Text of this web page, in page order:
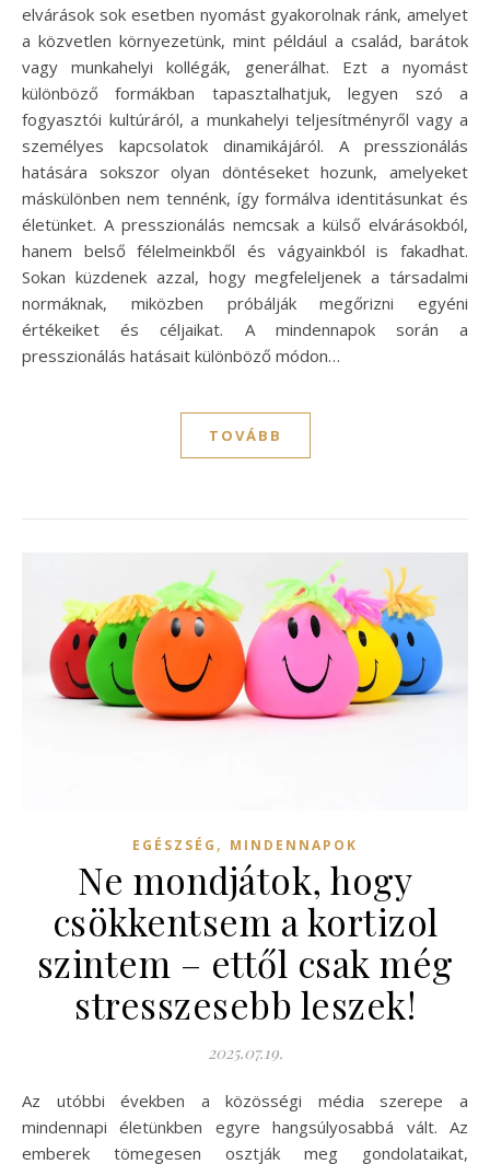
elvárások sok esetben nyomást gyakorolnak ránk, amelyet
a közvetlen környezetünk, mint például a család, barátok
vagy munkahelyi kollégák, generálhat. Ezt a nyomást
különböző formákban tapasztalhatjuk, legyen szó a
fogyasztói kultúráról, a munkahelyi teljesítményről vagy a
személyes kapcsolatok dinamikájáról. A presszionálás
hatására sokszor olyan döntéseket hozunk, amelyeket
máskülönben nem tennénk, így formálva identitásunkat és
életünket. A presszionálás nemcsak a külső elvárásokból,
hanem belső félelmeinkből és vágyainkból is fakadhat.
Sokan küzdenek azzal, hogy megfeleljenek a társadalmi
normáknak, miközben próbálják megőrizni egyéni
értékeiket és céljaikat. A mindennapok során a
presszionálás hatásait különböző módon…
TOVÁBB
EGÉSZSÉG , MINDENNAPOK
Ne mondjátok, hogy
csökkentsem a kortizol
szintem – ettől csak még
stresszesebb leszek!
2025.07.19.
Az utóbbi években a közösségi média szerepe a
mindennapi életünkben egyre hangsúlyosabbá vált. Az
emberek tömegesen osztják meg gondolataikat,